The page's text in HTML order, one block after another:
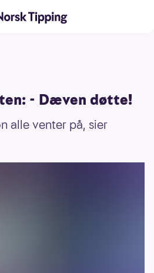
- Dæven døtte!
alle venter på, sier